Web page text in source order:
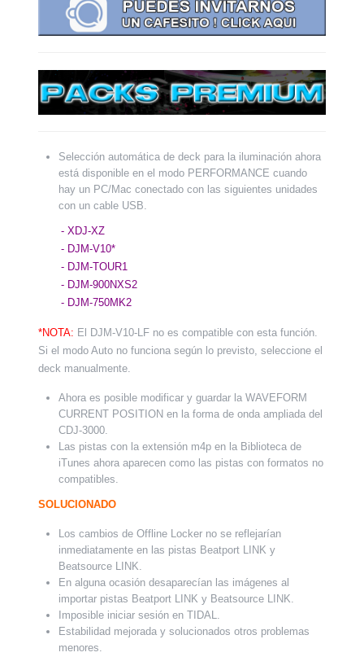
Selección automática de deck para la iluminación ahora
está disponible en el modo PERFORMANCE cuando
hay un PC/Mac conectado con las siguientes unidades
con un cable USB.
- XDJ-XZ
- DJM-V10*
- DJM-TOUR1
- DJM-900NXS2
- DJM-750MK2
*NOTA: El DJM-V10-LF no es compatible con esta función.
Si el modo Auto no funciona según lo previsto, seleccione el
deck manualmente.
Ahora es posible modificar y guardar la WAVEFORM
CURRENT POSITION en la forma de onda ampliada del
CDJ-3000.
Las pistas con la extensión m4p en la Biblioteca de
iTunes ahora aparecen como las pistas con formatos no
compatibles.
SOLUCIONADO
Los cambios de Offline Locker no se reflejarían
inmediatamente en las pistas Beatport LINK y
Beatsource LINK.
En alguna ocasión desaparecían las imágenes al
importar pistas Beatport LINK y Beatsource LINK.
Imposible iniciar sesión en TIDAL.
Estabilidad mejorada y solucionados otros problemas
menores.